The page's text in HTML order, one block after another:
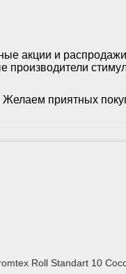
акции и
производители
приятных
Roll Standart 10